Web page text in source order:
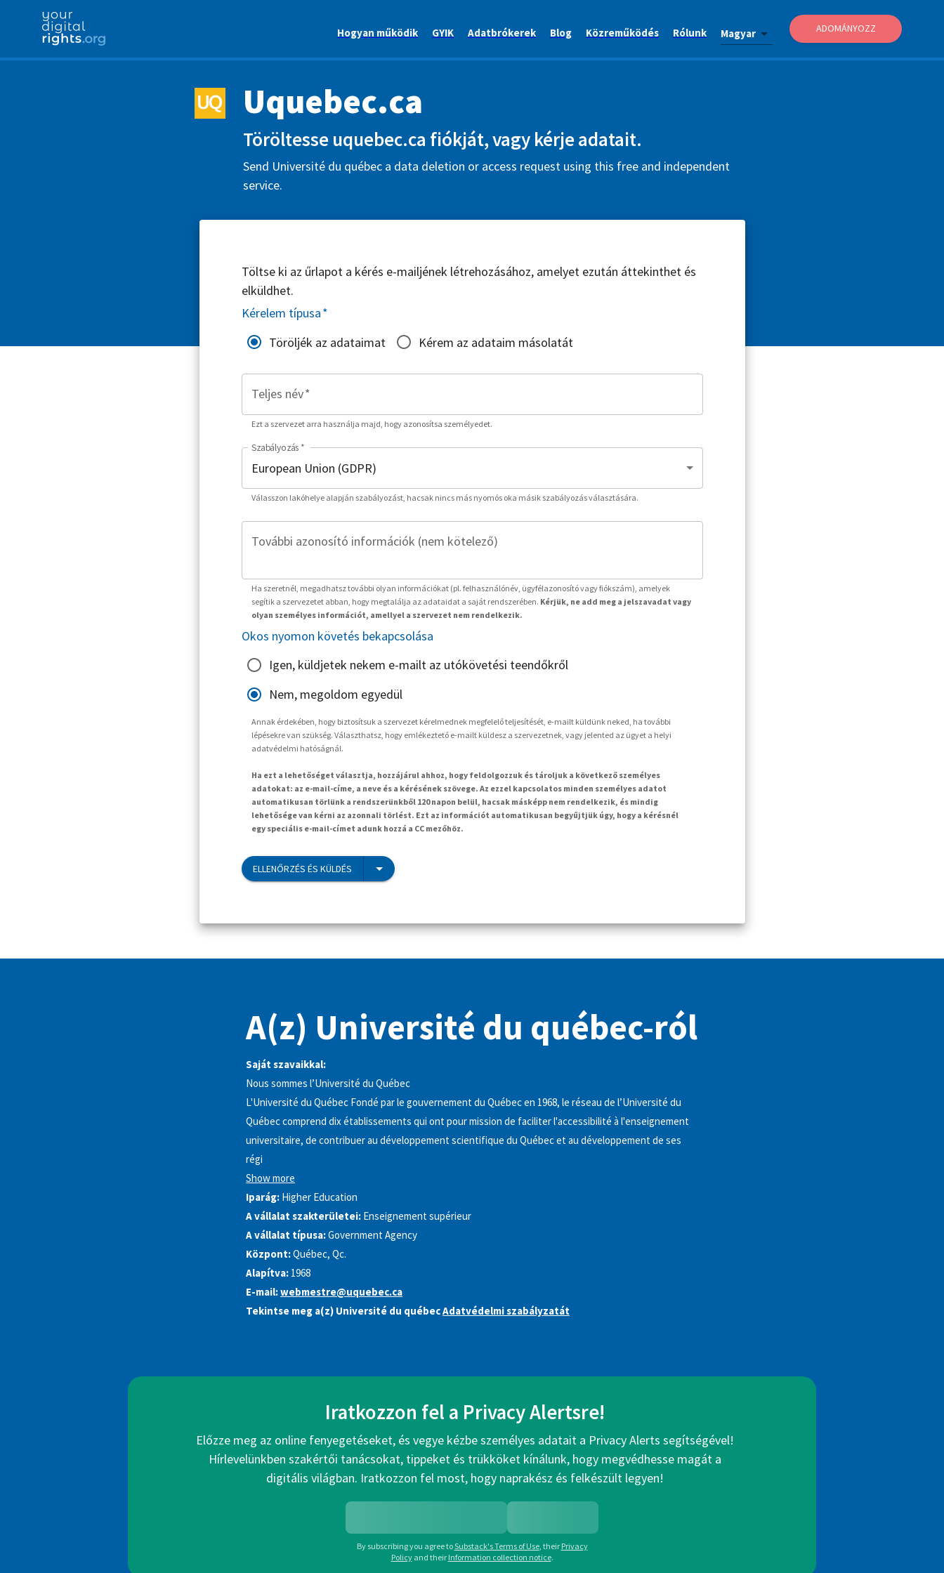
Hogyan működik GYIK Adatbrókerek Blog Közreműködés Rólunk Magyar ADOMÁNYOZZ
Uquebec.ca
Töröltesse uquebec.ca fiókját, vagy kérje adatait.
Send Université du québec a data deletion or access request using this free and independent
service.
Töltse ki az űrlapot a kérés e-mailjének létrehozásához, amelyet ezután áttekinthet és
elküldhet.
Kérelem típusa*
Töröljék az adataimat
Kérem az adataim másolatát
Teljes név*
Ezt a szervezet arra használja majd, hogy azonosítsa személyedet.
Szabályozás *
Válasszon lakóhelye alapján szabályozást, hacsak nincs más nyomós oka másik szabályozás választására.
További azonosító információk (nem kötelező)
Ha szeretnél, megadhatsz további olyan információkat (pl. felhasználónév, ügyfélazonosító vagy fiókszám), amelyek
segítik a szervezetet abban, hogy megtalálja az adataidat a saját rendszerében. Kérjük, ne add meg a jelszavadat vagy
olyan személyes információt, amellyel a szervezet nem rendelkezik.
Okos nyomon követés bekapcsolása
Igen, küldjetek nekem e-mailt az utókövetési teendőkről
Nem, megoldom egyedül
Annak érdekében, hogy biztosítsuk a szervezet kérelmednek megfelelő teljesítését, e-mailt küldünk neked, ha további
lépésekre van szükség. Választhatsz, hogy emlékeztető e-mailt küldesz a szervezetnek, vagy jelented az ügyet a helyi
adatvédelmi hatóságnál.
Ha ezt a lehetőséget választja, hozzájárul ahhoz, hogy feldolgozzuk és tároljuk a következő személyes
adatokat: az e-mail-címe, a neve és a kérésének szövege. Az ezzel kapcsolatos minden személyes adatot
automatikusan törlünk a rendszerünkből 120 napon belül, hacsak másképp nem rendelkezik, és mindig
lehetősége van kérni az azonnali törlést. Ezt az információt automatikusan begyűjtjük úgy, hogy a kérésnél
egy speciális e-mail-címet adunk hozzá a CC mezőhöz.
ELLENŐRZÉS ÉS KÜLDÉS
A(z) Université du québec-ról
Saját szavaikkal:
Nous sommes l’Université du Québec
L'Université du Québec Fondé par le gouvernement du Québec en 1968, le réseau de l’Université du
Québec comprend dix établissements qui ont pour mission de faciliter l'accessibilité à l'enseignement
universitaire, de contribuer au développement scientifique du Québec et au développement de ses
régi
Show more
Iparág: Higher Education
A vállalat szakterületei: Enseignement supérieur
A vállalat típusa:Government Agency
Központ:Québec, Qc.
Alapítva: 1968
E-mail:webmestre@uquebec.ca
Tekintse meg a(z) Université du québecAdatvédelmi szabályzatát
Iratkozzon fel a Privacy Alertsre!
Előzze meg az online fenyegetéseket, és vegye kézbe személyes adatait a Privacy Alerts segítségével!
Hírlevelünkben szakértői tanácsokat, tippeket és trükköket kínálunk, hogy megvédhesse magát a
digitális világban. Iratkozzon fel most, hogy naprakész és felkészült legyen!
By subscribing you agree toSubstack's Terms of Use, their Privacy
Policy and their Information collection notice.